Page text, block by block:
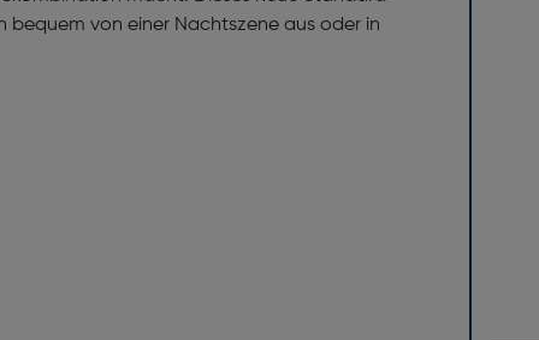
bequem von einer Nachtszene aus oder in